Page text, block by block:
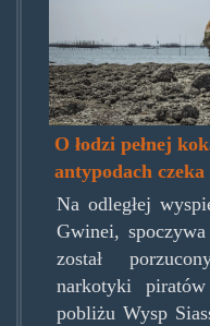
O łodzi pełnej
antypodach
Na odległej
Gwinei,
został
narkotyki
pobliżu Wysp